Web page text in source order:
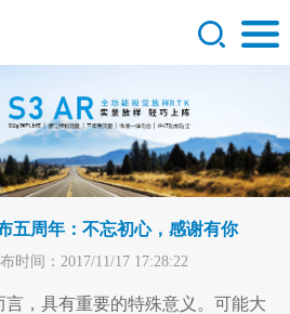
五周年：不忘初心，感谢有你
时间：2017/11/17 17:28:22
，具有重要的特殊意义。可能大